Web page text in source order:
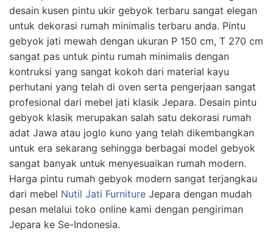
desain kusen pintu ukir gebyok terbaru sangat elegan
untuk dekorasi rumah minimalis terbaru anda. Pintu
gebyok jati mewah dengan ukuran P 150 cm, T 270 cm
sangat pas untuk pintu rumah minimalis dengan
kontruksi yang sangat kokoh dari material kayu
perhutani yang telah di oven serta pengerjaan sangat
profesional dari mebel jati klasik Jepara. Desain pintu
gebyok klasik merupakan salah satu dekorasi rumah
adat Jawa atau joglo kuno yang telah dikembangkan
untuk era sekarang sehingga berbagai model gebyok
sangat banyak untuk menyesuaikan rumah modern.
Harga pintu rumah gebyok modern sangat terjangkau
dari mebel Nutil Jati Furniture Jepara dengan mudah
pesan melalui toko online kami dengan pengiriman
Jepara ke Se-Indonesia.